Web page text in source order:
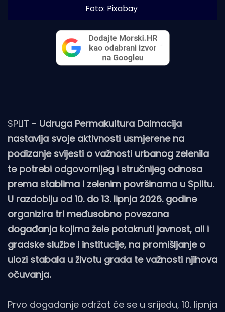
Foto: Pixabay
SPLIT - Udruga Permakultura Dalmacija
nastavlja svoje aktivnosti usmjerene na
podizanje svijesti o važnosti urbanog zelenila
te potrebi odgovornijeg i stručnijeg odnosa
prema stablima i zelenim površinama u Splitu.
U razdoblju od 10. do 13. lipnja 2026. godine
organizira tri međusobno povezana
događanja kojima žele potaknuti javnost, ali i
gradske službe i institucije, na promišljanje o
ulozi stabala u životu grada te važnosti njihova
očuvanja.
Prvo događanje održat će se u srijedu, 10. lipnja